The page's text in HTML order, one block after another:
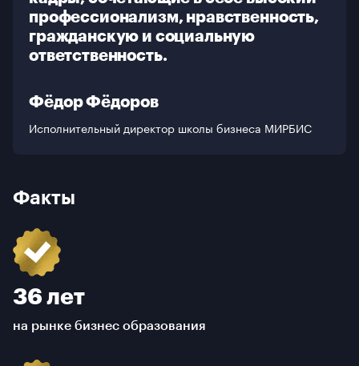
профессионализм, нравственность,
гражданскую и социальную
ответственность.
Фёдор Фёдоров
Исполнительный директор школы бизнеса МИРБИС
Факты
36 лет
на рынке бизнес образования